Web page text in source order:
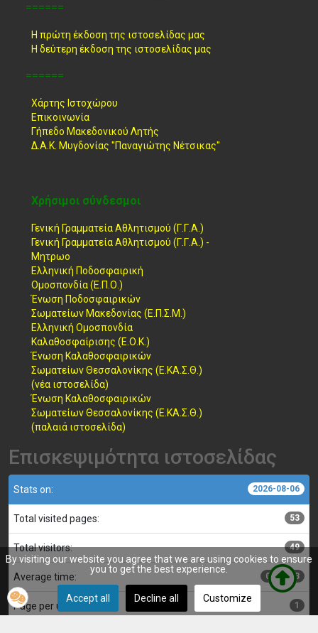
======
Η πρώτη έκδοση της ιστοσελίδας μας
Η δεύτερη έκδοση της ιστοσελίδας μας
======
Χάρτης Ιστοχώρου
Επικοινωνία
Γήπεδο Μακεδονικού Λητής
Δ.Α.Κ. Μυγδονίας "Παναγιώτης Νέτσικας"
Χρήσιμοι σύνδεσμοι
Γενική Γραμματεία Αθλητισμού (Γ.Γ.Α.)
Γενική Γραμματεία Αθλητισμού (Γ.Γ.Α.) -
Μητρωο
Ελληνική Ποδοσφαιρική
Ομοσπονδία (Ε.Π.Ο.)
Ένωση Ποδοσφαιρικών
Σωματείων Μακεδονίας (Ε.Π.Σ.Μ.)
Ελληνική Ομοσπονδία
Καλαθοσφαίρισης (Ε.Ο.Κ.)
Ένωση Καλαθοσφαιρικών
Σωματείων Θεσσαλονίκης (Ε.ΚΑ.Σ.Θ.)
(νέα ιστοσελίδα)
Ένωση Καλαθοσφαιρικών
Σωματείων Θεσσαλονίκης (Ε.ΚΑ.Σ.Θ.)
(παλαιά ιστοσελίδα)
Επισκεψιμότητα ιστοσελίδας
Stats on: 2026-08-06
Total visited pages: 53
Total visitors: 49
Average time: 00:00:03
Page per user: 1
By visiting our website you agree that we are using cookies to ensure
you to get the best experience.
Accept all Decline all Customize